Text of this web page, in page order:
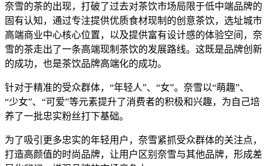
奈雪的茶的出现，打破了过去对茶饮市场局限于低中端品牌的
固有认知，通过专注提供优质食材现制的创意茶饮，选址城市
高端商业中心核心位置，以及提供富有设计感的体验空间，奈
雪的茶走出了一条高端现制茶饮的发展路线。这既是品牌创新
的成功，也是茶饮品牌高端化的成功。
针对于精准的受众群体，“年轻人”、“女”。奈雪以“萌趣”、
“少女”、“可爱”等元素提升了消费者的积极和兴趣，为自己培
养了一批忠实粉丝打下基础。
为了吸引更多忠实的年轻用户，奈雪紧抓受众群体的关注点，
打造高颜值的时尚品牌，让用户区别奈雪与其他品牌，形成差